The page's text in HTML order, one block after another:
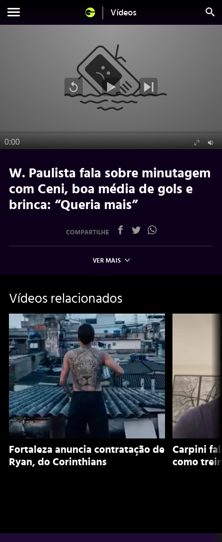
Vídeos
W. Paulista fala sobre minutagem
com Ceni, boa média de gols e
brinca: “Queria mais”
COMPARTILHE
VER MAIS
Vídeos relacionados
Fortaleza anuncia contratação de
Ryan, do Corinthians
Carpini
como